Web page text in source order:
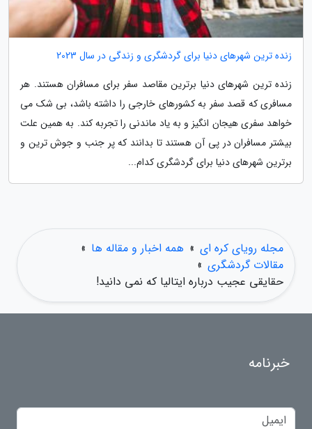
زنده ترین شهرهای دنیا برای گردشگری و زندگی در سال 2023
زنده ترین شهرهای دنیا برترین مقاصد سفر برای مسافران هستند. هر
مسافری که قصد سفر به کشورهای خارجی را داشته باشد، بی شک می
خواهد سفری هیجان انگیز و به یاد ماندنی را تجربه کند. به همین علت
بیشتر مسافران در پی آن هستند تا بدانند که پر جنب و جوش ترین و
برترین شهرهای دنیا برای گردشگری کدام...
مجله رویای کره ای » همه اخبار و مقاله ها »
مقالات گردشگری »
حقایقی عجیب درباره ایتالیا که نمی دانید!
خبرنامه